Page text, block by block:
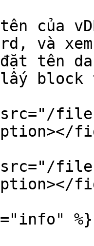
của
và
tên
block
files/
files/
%}